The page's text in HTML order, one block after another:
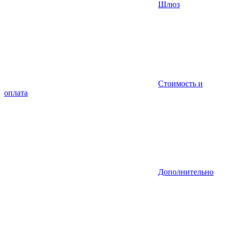
Шлюз
Стоимость и
оплата
Дополнительно